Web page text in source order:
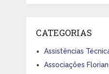
CATEGORIAS
Assistências
Associações